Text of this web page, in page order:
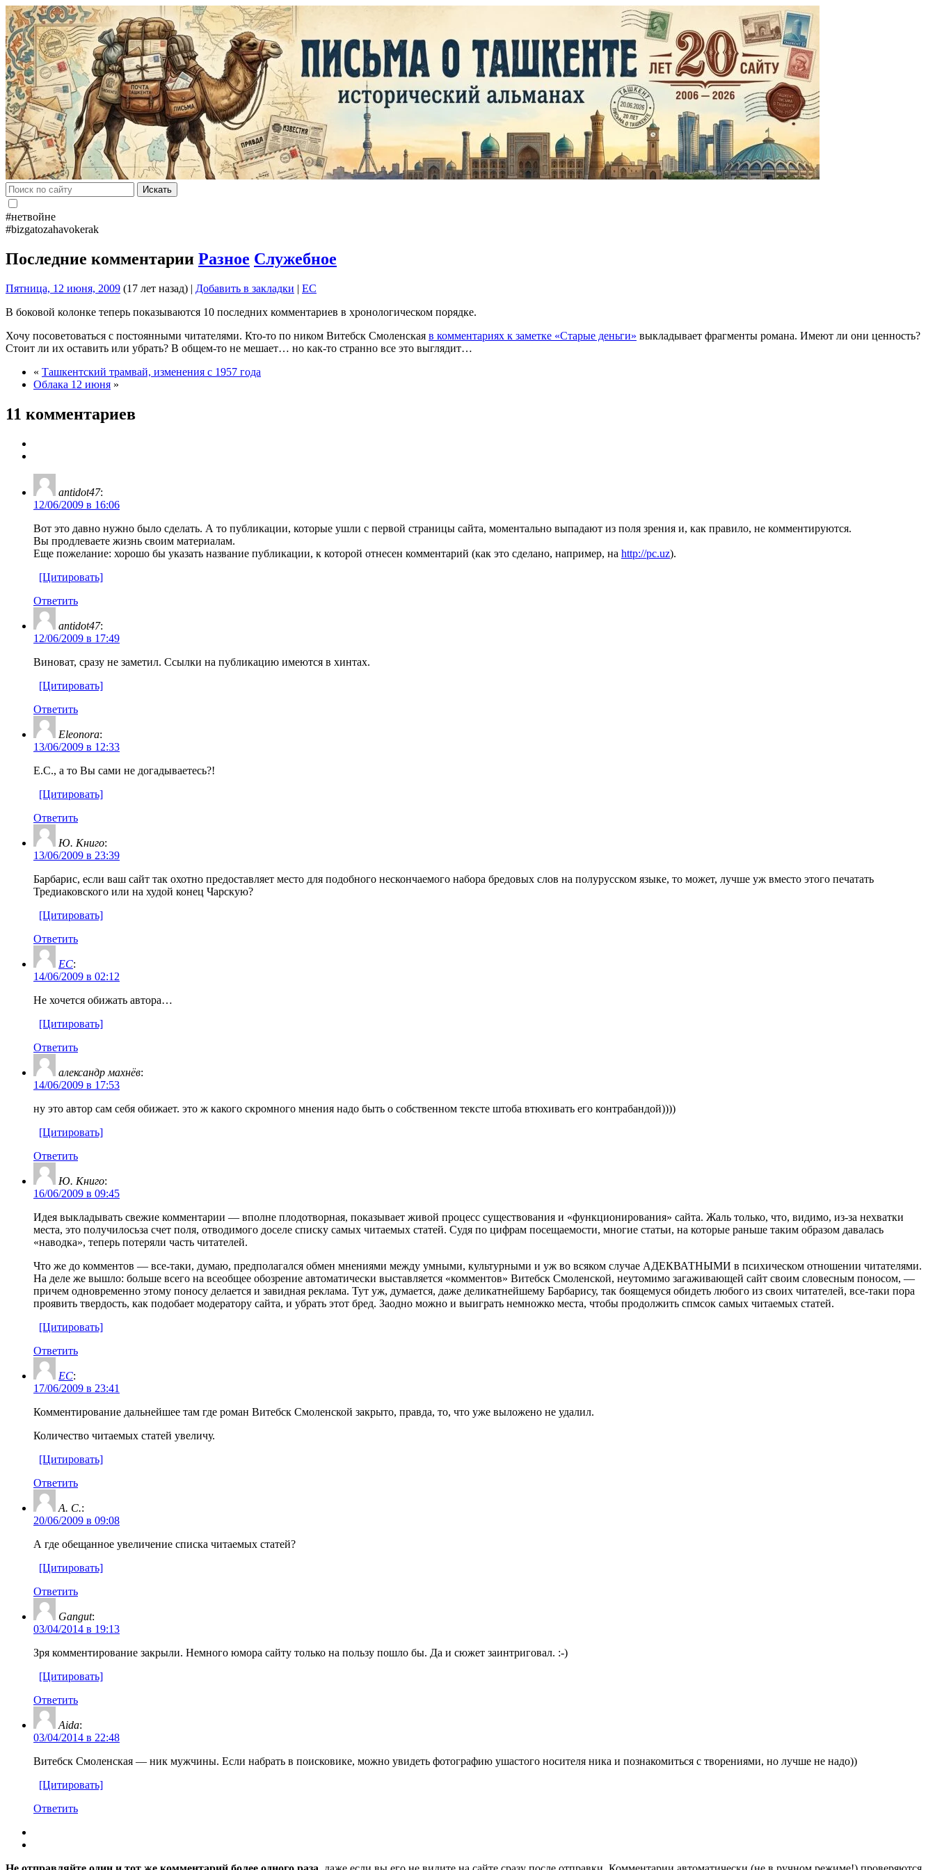
Искать
#нетвойне
#bizgatozahavokerak
Последние комментарии Разное Служебное
Пятница, 12 июня, 2009 (17 лет назад) | Добавить в закладки | EC
В боковой колонке теперь показываются 10 последних комментариев в хронологическом порядке.
Хочу посоветоваться с постоянными читателями. Кто-то по ником Витебск Смоленская в комментариях к заметке «Старые деньги» выкладывает фрагменты романа. Имеют ли они ценность?
Стоит ли их оставить или убрать? В общем-то не мешает… но как-то странно все это выглядит…
« Ташкентский трамвай, изменения с 1957 года
Облака 12 июня »
11 комментариев
antidot47:
12/06/2009 в 16:06
Вот это давно нужно было сделать. А то публикации, которые ушли с первой страницы сайта, моментально выпадают из поля зрения и, как правило, не комментируются.
Вы продлеваете жизнь своим материалам.
Еще пожелание: хорошо бы указать название публикации, к которой отнесен комментарий (как это сделано, например, на http://pc.uz).
[Цитировать]
Ответить
antidot47:
12/06/2009 в 17:49
Виноват, сразу не заметил. Ссылки на публикацию имеются в хинтах.
[Цитировать]
Ответить
Eleonora:
13/06/2009 в 12:33
Е.С., а то Вы сами не догадываетесь?!
[Цитировать]
Ответить
Ю. Книго:
13/06/2009 в 23:39
Барбарис, если ваш сайт так охотно предоставляет место для подобного нескончаемого набора бредовых слов на полурусском языке, то может, лучше уж вместо этого печатать
Тредиаковского или на худой конец Чарскую?
[Цитировать]
Ответить
EC:
14/06/2009 в 02:12
Не хочется обижать автора…
[Цитировать]
Ответить
александр махнёв:
14/06/2009 в 17:53
ну это автор сам себя обижает. это ж какого скромного мнения надо быть о собственном тексте штоба втюхивать его контрабандой))))
[Цитировать]
Ответить
Ю. Книго:
16/06/2009 в 09:45
Идея выкладывать свежие комментарии — вполне плодотворная, показывает живой процесс существования и «функционирования» сайта. Жаль только, что, видимо, из-за нехватки
места, это получилосьза счет поля, отводимого доселе списку самых читаемых статей. Судя по цифрам посещаемости, многие статьи, на которые раньше таким образом давалась
«наводка», теперь потеряли часть читателей.
Что же до комментов — все-таки, думаю, предполагался обмен мнениями между умными, культурными и уж во всяком случае АДЕКВАТНЫМИ в психическом отношении читателями.
На деле же вышло: больше всего на всеобщее обозрение автоматически выставляется «комментов» Витебск Смоленской, неутомимо загаживающей сайт своим словесным поносом, —
причем одновременно этому поносу делается и завидная реклама. Тут уж, думается, даже деликатнейшему Барбарису, так боящемуся обидеть любого из своих читателей, все-таки пора
проявить твердость, как подобает модератору сайта, и убрать этот бред. Заодно можно и выиграть немножко места, чтобы продолжить спмсок самых читаемых статей.
[Цитировать]
Ответить
EC:
17/06/2009 в 23:41
Комментирование дальнейшее там где роман Витебск Смоленской закрыто, правда, то, что уже выложено не удалил.
Количество читаемых статей увеличу.
[Цитировать]
Ответить
А. С.:
20/06/2009 в 09:08
А где обещанное увеличение списка читаемых статей?
[Цитировать]
Ответить
Gangut:
03/04/2014 в 19:13
Зря комментирование закрыли. Немного юмора сайту только на пользу пошло бы. Да и сюжет заинтриговал. :-)
[Цитировать]
Ответить
Aida:
03/04/2014 в 22:48
Витебск Смоленская — ник мужчины. Если набрать в поисковике, можно увидеть фотографию ушастого носителя ника и познакомиться с творениями, но лучше не надо))
[Цитировать]
Ответить